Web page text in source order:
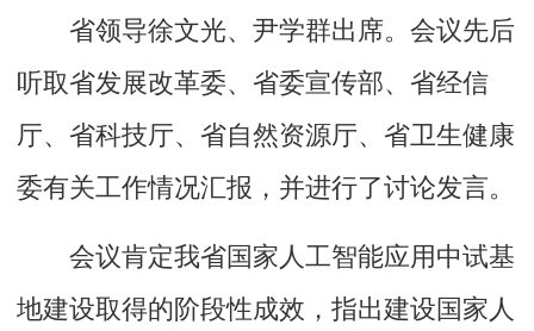
省领导徐文光、尹学群出席。会议先后
听取省发展改革委、省委宣传部、省经信
厅、省科技厅、省自然资源厅、省卫生健康
委有关工作情况汇报，并进行了讨论发言。
会议肯定我省国家人工智能应用中试基
地建设取得的阶段性成效，指出建设国家人